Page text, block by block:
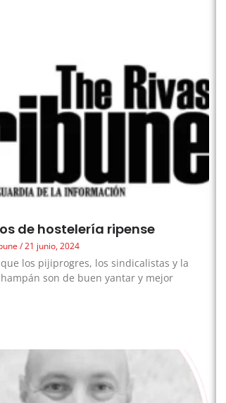
de hostelería ripense
21 junio, 2024
que los pijiprogres, los sindicalistas y la
son de buen yantar y mejor